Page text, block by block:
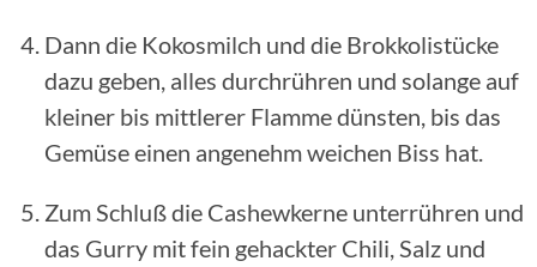
Dann die Kokosmilch und die Brokkolistücke
dazu geben, alles durchrühren und solange auf
kleiner bis mittlerer Flamme dünsten, bis das
Gemüse einen angenehm weichen Biss hat.
Zum Schluß die Cashewkerne unterrühren und
das Gurry mit fein gehackter Chili, Salz und